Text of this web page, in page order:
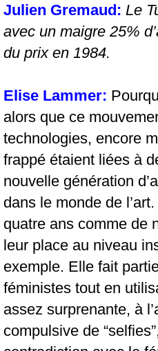
Julien Gremaud: Le
avec un maigre 25%
du prix en 1984.
Elise Lammer:
alors que ce
technologies, encore
frappé étaient liées à
nouvelle génération
dans le monde de
quatre ans comme de
leur place au niveau
exemple. Elle fait
féministes tout en
assez surprenante, à
compulsive de